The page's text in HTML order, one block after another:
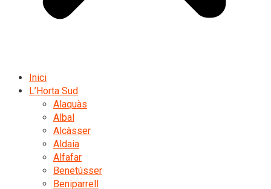
Inici
L’Horta Sud
Alaquàs
Albal
Alcàsser
Aldaia
Alfafar
Benetússer
Beniparrell